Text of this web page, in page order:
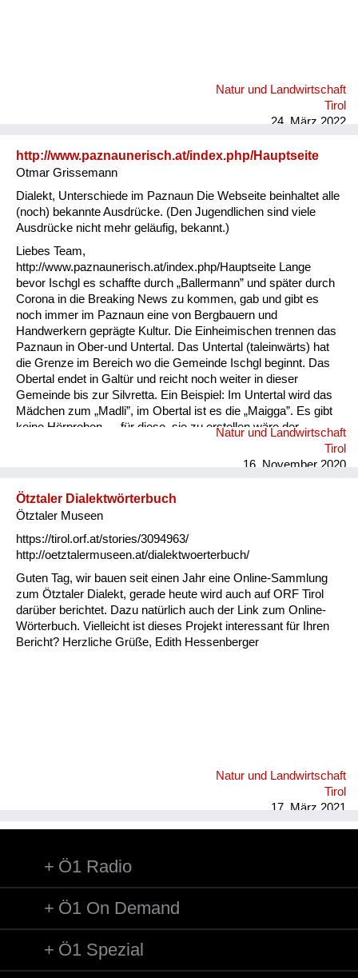
Natur und Landwirtschaft
Tirol
24. März 2022
http://www.paznaunerisch.at/index.php/Hauptseite
Otmar Grissemann
Dialekt, Unterschiede im Paznaun Die Webseite beinhaltet alle
(noch) bekannte Ausdrücke. (Den Jugendlichen sind viele
Ausdrücke nicht mehr geläufig, bekannt.)
Liebes Team,
http://www.paznaunerisch.at/index.php/Hauptseite Lange
bevor Ischgl es schaffte durch „Ballermann” und später durch
Corona in die Breaking News zu kommen, gab und gibt es
noch immer im Paznaun eine von Bergbauern und
Handwerkern geprägte Kultur. Die Einheimischen trennen das
Paznaun in Ober-und Untertal. Das Untertal (taleinwärts) hat
die Grenze im Bereich wo die Gemeinde Ischgl beginnt. Das
Obertal endet in Galtür und reicht noch weiter in dieser
Gemeinde bis zur Silvretta. Ein Beispiel: Im Untertal wird das
Mädchen zum „Madli”, im Obertal ist es die „Maigga”. Es gibt
keine Hörproben — für diese, sie zu erstellen wäre der
bestens geeignet. Er hat eine sehr klare Aussprach, ist ein
Auch mein Cousin Georg Juen (Lehrer AD.) von Galtür,
aufgewachsen in Kappl, kennt auch sehr gut das Ober-und
Untertal — (die bäuerlichen und handwerk...
Natur und Landwirtschaft
Tirol
16. November 2020
Ötztaler Dialektwörterbuch
Ötztaler Museen
https://tirol.orf.at/stories/3094963/
http://oetztalermuseen.at/dialektwoerterbuch/
Guten Tag, wir bauen seit einen Jahr eine Online-Sammlung
zum Ötztaler Dialekt, gerade heute wird auch auf ORF Tirol
darüber berichtet. Dazu natürlich auch der Link zum Online-
Wörterbuch. Vielleicht ist dieses Projekt interessant für Ihren
Bericht? Herzliche Grüße, Edith Hessenberger
Natur und Landwirtschaft
Tirol
17. März 2021
Ö1 Radio
Ö1 On Demand
Ö1 Spezial